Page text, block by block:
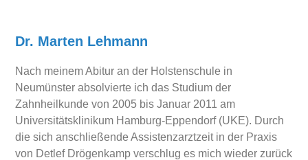
Dr. Marten Lehmann
Nach meinem Abitur an der Holstenschule in
Neumünster absolvierte ich das Studium der
Zahnheilkunde von 2005 bis Januar 2011 am
Universitätsklinikum Hamburg-Eppendorf (UKE). Durch
die sich anschließende Assistenzarztzeit in der Praxis
von Detlef Drögenkamp verschlug es mich wieder zurück